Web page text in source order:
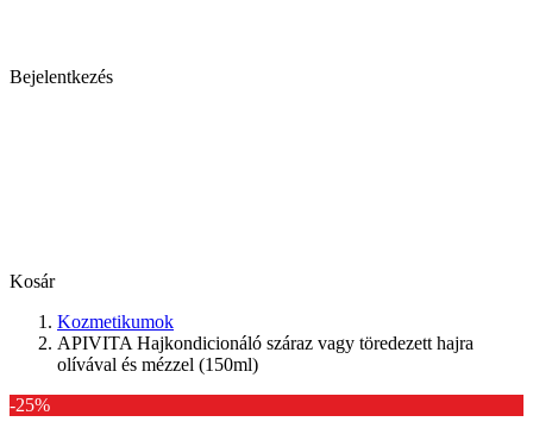
Bejelentkezés
Kosár
Kozmetikumok
APIVITA Hajkondicionáló száraz vagy töredezett hajra
olívával és mézzel (150ml)
-25%